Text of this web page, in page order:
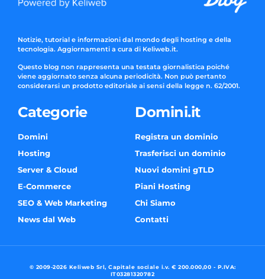
Notizie, tutorial e informazioni dal mondo degli hosting e della
tecnologia. Aggiornamenti a cura di Keliweb.it.
Questo blog non rappresenta una testata giornalistica poiché
viene aggiornato senza alcuna periodicità. Non può pertanto
considerarsi un prodotto editoriale ai sensi della legge n. 62/2001.
Categorie
Domini
Hosting
Server & Cloud
E-Commerce
SEO & Web Marketing
News dal Web
Domini.it
Registra un dominio
Trasferisci un dominio
Nuovi domini gTLD
Piani Hosting
Chi Siamo
Contatti
© 2009-2026 Keliweb Srl, Capitale sociale i.v. € 200.000,00 - P.IVA:
IT03281320782